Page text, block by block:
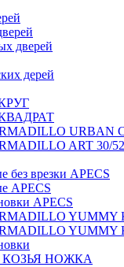
дверей
дерей
КВАДРАТ
URBAN
ART 30/52
без врезки APECS
APECS
APECS
YUMMY
КОЗЬЯ НОЖКА